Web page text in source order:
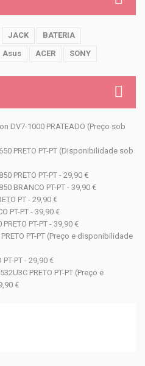
JACK
BATERIA
Asus ACER SONY
DV7-1000 PRATEADO (Preço sob
PRETO PT-PT (Disponibilidade sob
PRETO PT-PT - 29,90 €
BRANCO PT-PT - 39,90 €
PT - 29,90 €
PT-PT - 39,90 €
PT-PT - 39,90 €
PT-PT (Preço e disponibilidade
PT - 29,90 €
PRETO PT-PT (Preço e
€